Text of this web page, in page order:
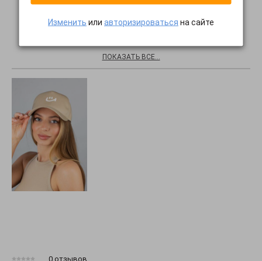
ПОКАЗАТЬ ВСЕ...
0 отзывов
Изменить или авторизироваться на сайте